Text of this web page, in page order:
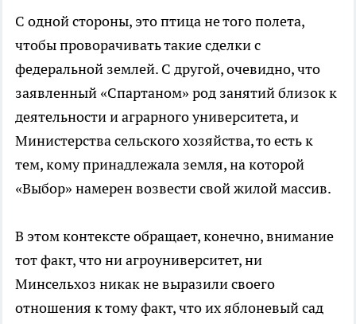
С одной стороны, это птица не того полета,
чтобы проворачивать такие сделки с
федеральной землей. С другой, очевидно, что
заявленный «Спартаном» род занятий близок к
деятельности и аграрного университета, и
Министерства сельского хозяйства, то есть к
тем, кому принадлежала земля, на которой
«Выбор» намерен возвести свой жилой массив.
В этом контексте обращает, конечно, внимание
тот факт, что ни агроуниверситет, ни
Минсельхоз никак не выразили своего
отношения к тому факт, что их яблоневый сад